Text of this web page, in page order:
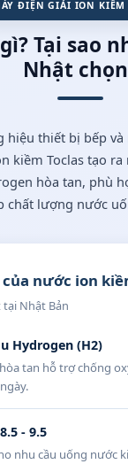
ĐIỆN GIẢI ION KIỀM
Tại sao
Nhật
hiệu thiết bị bếp
kiềm Toclas tạo
hòa tan, phù
chất lượng nước
nước ion
Nhật Bản
Hydrogen (H2)
tan hỗ trợ chống
- 9.5
nhu cầu uống nước